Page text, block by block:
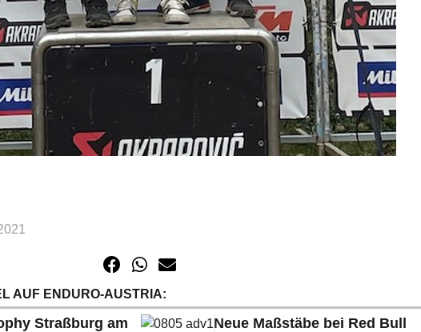
AUF ENDURO-AUSTRIA:
Straßburg am
Neue Maßstäbe bei Red Bull